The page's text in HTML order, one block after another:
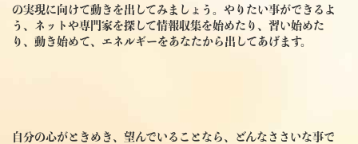
の実現に向けて動きを出してみましょう。やりたい事ができるよ
う、ネットや専門家を探して情報収集を始めたり、習い始めた
り、動き始めて、エネルギーをあなたから出してあげます。
自分の心がときめき、望んでいることなら、どんなささいな事で